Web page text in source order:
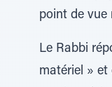
point de vue
Le Rabbi
matériel » et